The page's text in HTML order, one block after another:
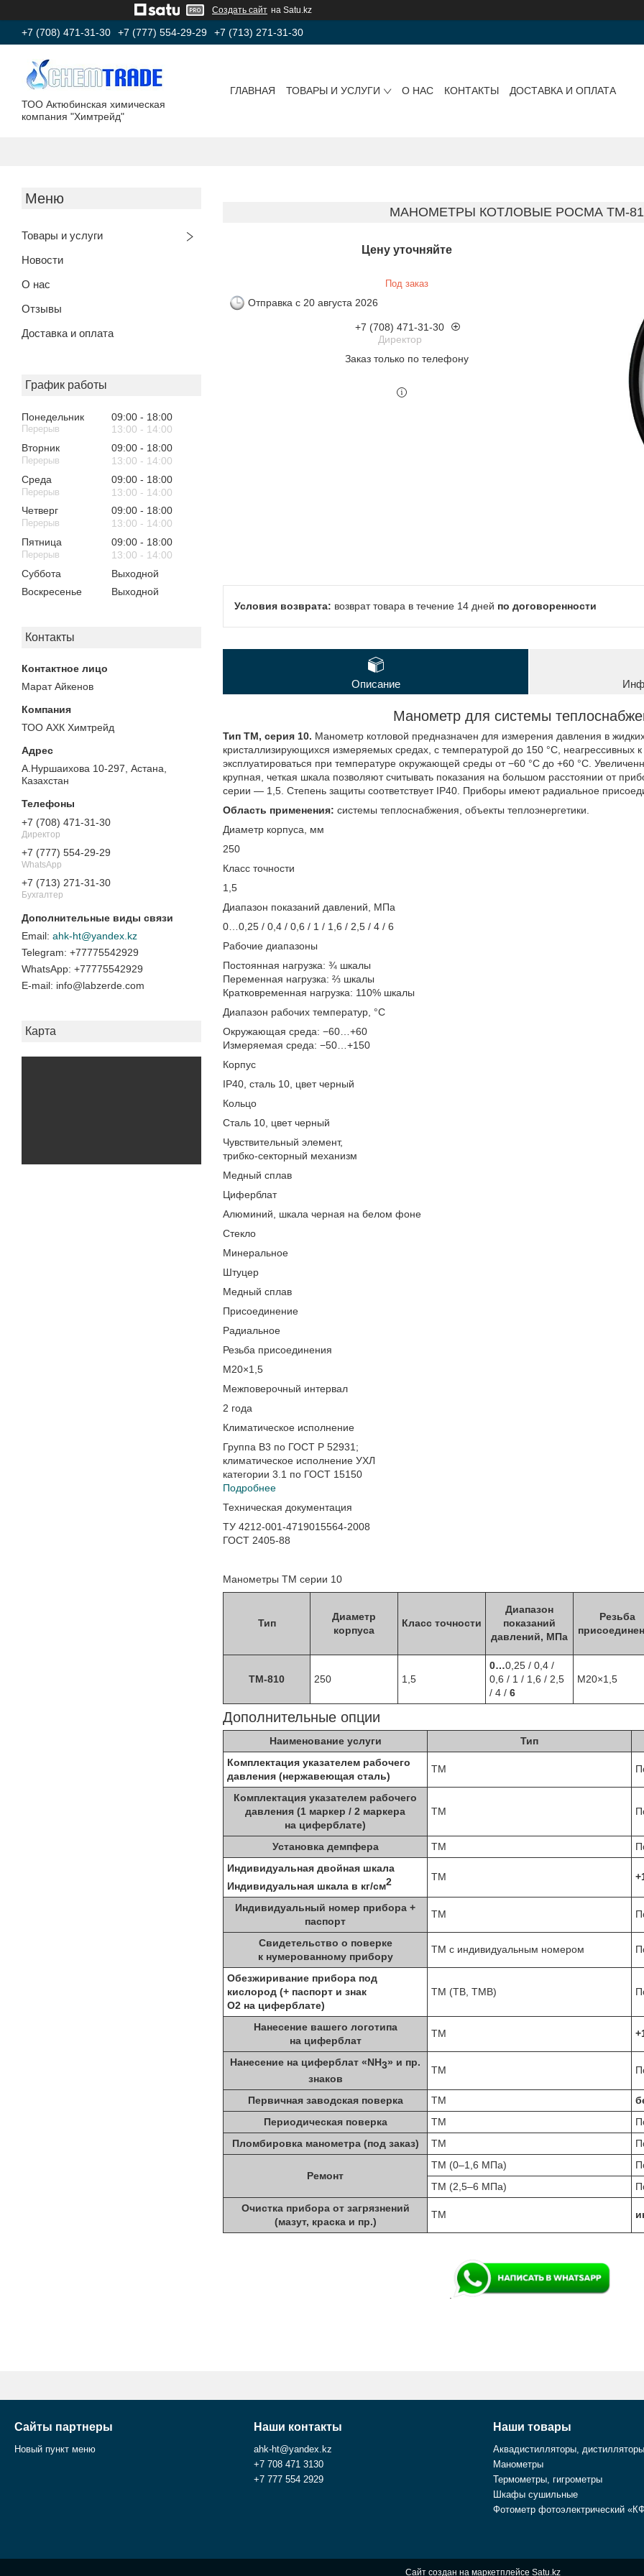
Создать сайт на Satu.kz
+7 (708) 471-31-30 +7 (777) 554-29-29 +7 (713) 271-31-30
ТОО Актюбинская химическая
компания "Химтрейд"
ГЛАВНАЯ ТОВАРЫ И УСЛУГИ О НАС КОНТАКТЫ ДОСТАВКА И ОПЛАТА
Товары и услуги
Новости
О нас
Отзывы
Доставка и оплата
График работы
Понедельник 09:00
18:00
13:00
14:00
Вторник
09:00
18:00
13:00
14:00
Среда
09:00
18:00
13:00
14:00
Четверг
09:00
18:00
13:00
14:00
Пятница
09:00
18:00
13:00
14:00
Суббота
Выходной
Воскресенье
Выходной
Контакты
Марат Айкенов
ТОО АХК Химтрейд
А.Нуршаихова 10-297, Астана,
Казахстан
+7 (708) 471-31-30
Директор
+7 (777) 554-29-29
WhatsApp
+7 (713) 271-31-30
Бухгалтер
ahk-ht@yandex.kz
+77775542929
+77775542929
E-mail info@labzerde.com
Карта
МАНОМЕТРЫ КОТЛОВЫЕ РОСМА ТМ-
Цену уточняйте
Под заказ
Отправка с 20 августа 2026
+7 (708) 471-31-30
Директор
Заказ только по телефону
возврат товара в течение 14 дней по договоренности
Описание
Манометр для системы
Тип ТМ, серия 10. Манометр котловой предназначен для измерения давления в
кристаллизирующихся измеряемых средах, с температурой до 150 °C,
эксплуатироваться при температуре окружающей среды от −60 °C до +60 °C.
крупная, четкая шкала позволяют считывать показания на большом расстоянии от
серии — 1,5. Степень защиты соответствует IP40. Приборы имеют радиальное
Область применения: системы теплоснабжения, объекты теплоэнергетики.
Диаметр корпуса, мм
250
Класс точности
1,5
Диапазон показаний давлений, МПа
0…0,25 / 0,4 / 0,6 / 1 / 1,6 / 2,5 / 4 / 6
Рабочие диапазоны
Постоянная нагрузка: ¾ шкалы
Переменная нагрузка: ⅔ шкалы
Кратковременная нагрузка: 110% шкалы
Диапазон рабочих температур, °C
Окружающая среда: −60…+60
Измеряемая среда: −50…+150
Корпус
IP40, сталь 10, цвет черный
Кольцо
Сталь 10, цвет черный
Чувствительный элемент,
трибко-секторный механизм
Медный сплав
Циферблат
Алюминий, шкала черная на белом фоне
Стекло
Минеральное
Штуцер
Медный сплав
Присоединение
Радиальное
Резьба присоединения
M20×1,5
Межповерочный интервал
2 года
Климатическое исполнение
Группа В3 по ГОСТ Р 52931;
климатическое исполнение УХЛ
категории 3.1 по ГОСТ 15150
Подробнее
Техническая документация
ТУ 4212-001-4719015564-2008
ГОСТ 2405-88
Манометры ТМ серии 10
Тип
Диаметр
корпуса
Класс точности
Диапазон
показаний
давлений, МПа
Резьба
ТМ-810 250 1,5
0…0,25 / 0,4 /
0,6 / 1 / 1,6 / 2,5
/ 4 / 6
M20×1,5
Дополнительные опции
Наименование услуги Тип
Комплектация указателем рабочего
давления (нержавеющая сталь)
ТМ
Комплектация указателем рабочего
давления (1 маркер / 2 маркера
на циферблате)
ТМ
Установка демпфера ТМ
Индивидуальная двойная шкала
Индивидуальная шкала в кг/см2 ТМ
Индивидуальный номер прибора +
паспорт
ТМ
Свидетельство о поверке
к нумерованному прибору
ТМ с индивидуальным номером
Обезжиривание прибора под
кислород (+ паспорт и знак
О2 на циферблате)
ТМ (ТВ, ТМВ)
Нанесение вашего логотипа
на циферблат
ТМ
Нанесение на циферблат «NH3» и пр.
знаков
ТМ
Первичная заводская поверка ТМ
Периодическая поверка
ТМ
Пломбировка манометра (под заказ)
ТМ
Ремонт
ТМ (0–1,6 МПа)
ТМ (2,5–6 МПа)
Очистка прибора от загрязнений
(мазут, краска и пр.)
ТМ
.
Сайты партнеры
Новый пункт меню
Наши контакты
ahk-ht@yandex.kz
+7 708 471 3130
+7 777 554 2929
Наши товары
Аквадистилляторы, дистилляторы
Манометры
Термометры, гигрометры
Шкафы сушильные
Фотометр фотоэлектрический
Сайт создан на маркетплейсе Satu.kz